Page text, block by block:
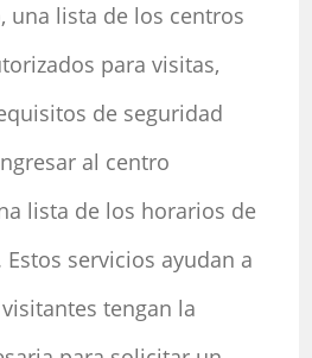
una lista de los centros
para visitas,
de seguridad
al centro
lista de los horarios de
servicios ayudan a
tengan la